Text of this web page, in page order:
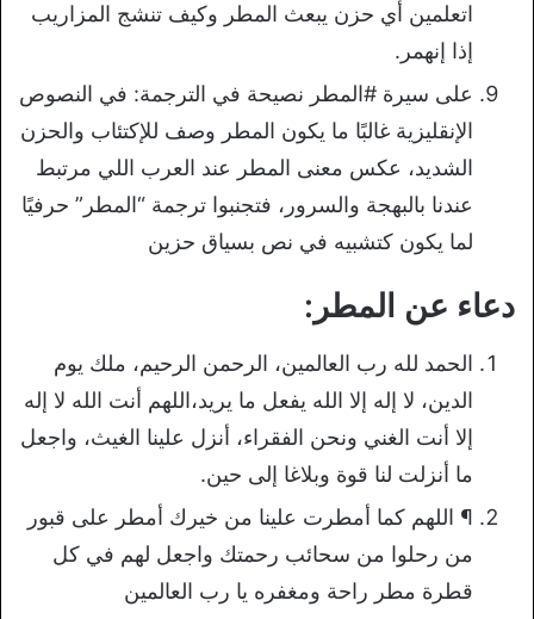
اتعلمين أي حزن يبعث المطر وكيف تنشج المزاريب
إذا إنهمر.
على سيرة #المطر نصيحة في الترجمة: في النصوص
الإنقليزية غالبًا ما يكون المطر وصف للإكتئاب والحزن
الشديد، عكس معنى المطر عند العرب اللي مرتبط
عندنا بالبهجة والسرور، فتجنبوا ترجمة “المطر” حرفيًا
لما يكون كتشبيه في نص بسياق حزين
دعاء عن المطر:
الحمد لله رب العالمين، الرحمن الرحيم، ملك يوم
الدين، لا إله إلا الله يفعل ما يريد،اللهم أنت الله لا إله
إلا أنت الغني ونحن الفقراء، أنزل علينا الغيث، واجعل
ما أنزلت لنا قوة وبلاغا إلى حين.
¶ اللهم كما أمطرت علينا من خيرك أمطر على قبور
من رحلوا من سحائب رحمتك واجعل لهم في كل
قطرة مطر راحة ومغفره يا رب العالمين